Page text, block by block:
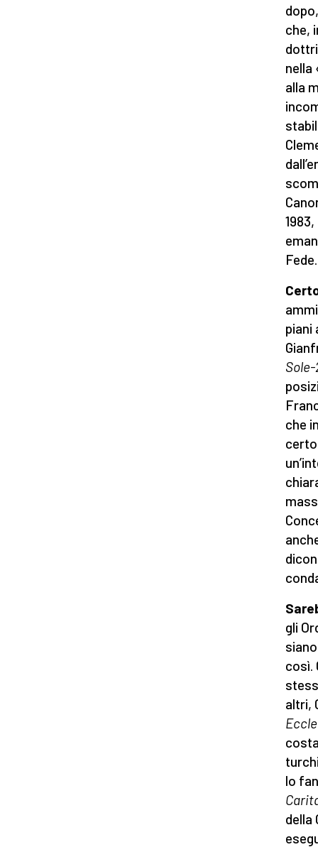
che,
nella
alla
Fede.
piani
che
gli
così.
altri,
lo
della